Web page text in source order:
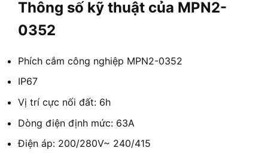
Thông số kỹ thuật của MPN2-
0352
Phích cắm công nghiệp MPN2-0352
IP67
Vị trí cực nối đất: 6h
Dòng điện định mức: 63A
Điện áp: 200/280V~ 240/415